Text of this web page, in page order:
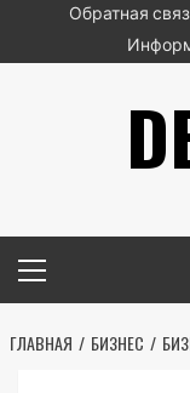
ПерейтиОбратная
меню
ГЛАВНАЯ БИЗНЕС